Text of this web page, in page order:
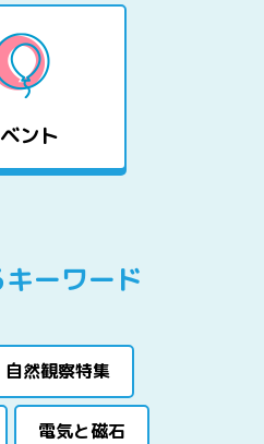
ント
ーワード
自然観察特集
電気と磁石